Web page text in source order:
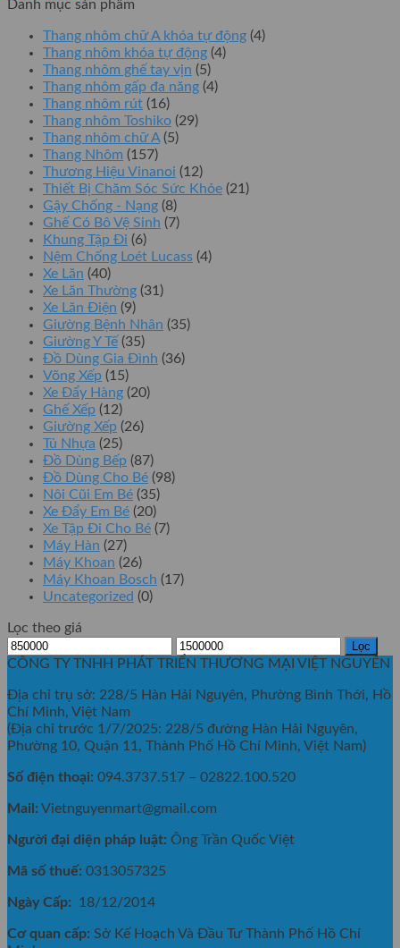
Danh mục sản phẩm
Thang nhôm chữ A khóa tự động (4)
Thang nhôm khóa tự động (4)
Thang nhôm ghế tay vịn (5)
Thang nhôm gấp đa năng (4)
Thang nhôm rút (16)
Thang nhôm Toshiko (29)
Thang nhôm chữ A (5)
Thang Nhôm (157)
Thương Hiệu Vinanoi (12)
Thiết Bị Chăm Sóc Sức Khỏe (21)
Gậy Chống - Nạng (8)
Ghế Có Bô Vệ Sinh (7)
Khung Tập Đi (6)
Nệm Chống Loét Lucass (4)
Xe Lăn (40)
Xe Lăn Thường (31)
Xe Lăn Điện (9)
Giường Bệnh Nhân (35)
Giường Y Tế (35)
Đồ Dùng Gia Đình (36)
Võng Xếp (15)
Xe Đẩy Hàng (20)
Ghế Xếp (12)
Giường Xếp (26)
Tủ Nhựa (25)
Đồ Dùng Bếp (87)
Đồ Dùng Cho Bé (98)
Nôi Cũi Em Bé (35)
Xe Đẩy Em Bé (20)
Xe Tập Đi Cho Bé (7)
Máy Hàn (27)
Máy Khoan (26)
Máy Khoan Bosch (17)
Uncategorized (0)
Lọc theo giá
Giá
tối
Giá
tối
Lọc
CÔNG TY TNHH PHÁT TRIỂN THƯƠNG MẠI VIỆT NGUYÊN
Địa chỉ trụ sở: 228/5 Hàn Hải Nguyên, Phường Bình Thới, Hồ
Chí Minh, Việt Nam
(Địa chỉ trước 1/7/2025: 228/5 đường Hàn Hải Nguyên,
Phường 10, Quận 11, Thành Phố Hồ Chí Minh, Việt Nam)
Số điện thoại: 094.3737.517 – 02822.100.520
Mail: Vietnguyenmart@gmail.com
Người đại diện pháp luật: Ông Trần Quốc Việt
Mã số thuế: 0313057325
Ngày Cấp: 18/12/2014
Cơ quan cấp: Sở Kế Hoạch Và Đầu Tư Thành Phố Hồ Chí